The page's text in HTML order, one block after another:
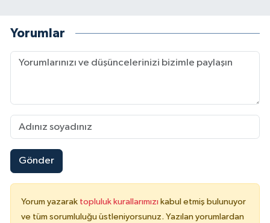
Yorumlar
Gönder
Yorum yazarak topluluk kurallarımızı kabul etmiş bulunuyor
ve tüm sorumluluğu üstleniyorsunuz. Yazılan yorumlardan